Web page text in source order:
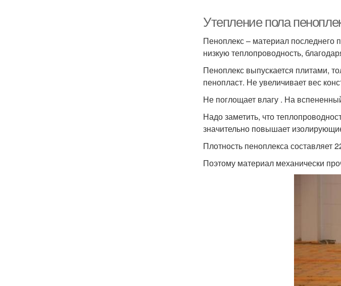
Утепление пола
Пеноплекс – материал последнего
низкую теплопроводность,
Пеноплекс выпускается плитами,
пенопласт. Не увеличивает вес
Не поглощает влагу . На
Надо заметить, что
значительно повышает
Плотность пеноплекса составляет
Поэтому материал механически